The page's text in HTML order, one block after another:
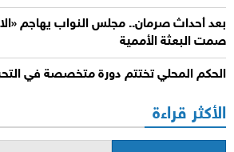
بعد أحداث صرمان.. مجلس النواب يهاجم
صمت البعثة الأممية
الحكم المحلي تختتم دورة متخصصة في
الأكثر قراءة